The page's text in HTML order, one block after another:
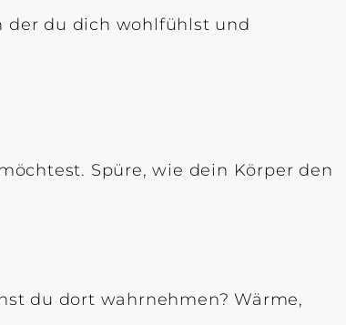
der du dich wohlfühlst und
Spüre, wie dein Körper den
du dort wahrnehmen? Wärme,